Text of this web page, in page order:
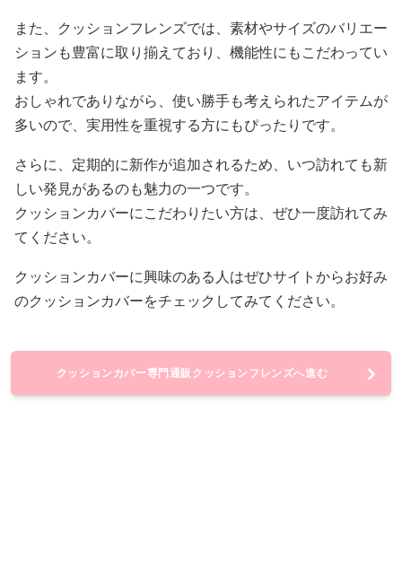
また、クッションフレンズでは、素材やサイズのバリエー
ションも豊富に取り揃えており、機能性にもこだわってい
ます。
おしゃれでありながら、使い勝手も考えられたアイテムが
多いので、実用性を重視する方にもぴったりです。
さらに、定期的に新作が追加されるため、いつ訪れても新
しい発見があるのも魅力の一つです。
クッションカバーにこだわりたい方は、ぜひ一度訪れてみ
てください。
クッションカバーに興味のある人はぜひサイトからお好み
のクッションカバーをチェックしてみてください。
クッションカバー専門通販クッションフレンズへ進む